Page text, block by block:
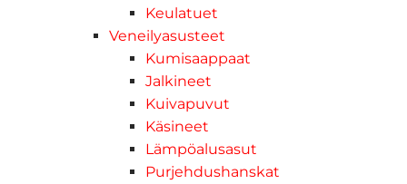
Keulatuet
Veneilyasusteet
Kumisaappaat
Jalkineet
Kuivapuvut
Käsineet
Lämpöalusasut
Purjehdushanskat